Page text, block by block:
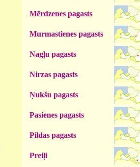
Mērdzenes pagasts
Murmastienes pagasts
Nagļu pagasts
Nirzas pagasts
Ņukšu pagasts
Pasienes pagasts
Pildas pagasts
Preiļi